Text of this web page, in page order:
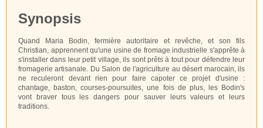
Synopsis
Quand Maria Bodin, fermière autoritaire et revêche, et son fils
Christian, apprennent qu'une usine de fromage industrielle s'apprête à
s'installer dans leur petit village, ils sont prêts à tout pour défendre leur
fromagerie artisanale. Du Salon de l'agriculture au désert marocain, ils
ne reculeront devant rien pour faire capoter ce projet d'usine :
chantage, baston, courses-poursuites, une fois de plus, les Bodin's
vont braver tous les dangers pour sauver leurs valeurs et leurs
traditions.